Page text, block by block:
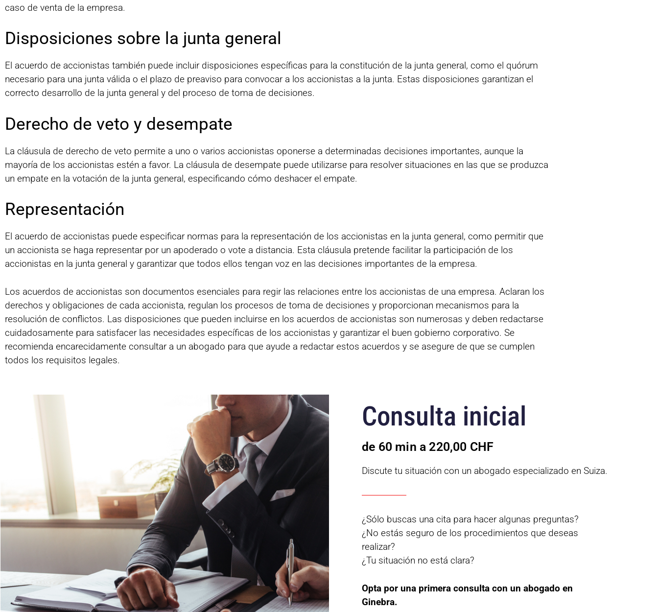
caso de venta de la empresa.
Disposiciones sobre la junta general
El acuerdo de accionistas también puede incluir disposiciones específicas para la constitución de la junta general, como el quórum
necesario para una junta válida o el plazo de preaviso para convocar a los accionistas a la junta. Estas disposiciones garantizan el
correcto desarrollo de la junta general y del proceso de toma de decisiones.
Derecho de veto y desempate
La cláusula de derecho de veto permite a uno o varios accionistas oponerse a determinadas decisiones importantes, aunque la
mayoría de los accionistas estén a favor. La cláusula de desempate puede utilizarse para resolver situaciones en las que se produzca
un empate en la votación de la junta general, especificando cómo deshacer el empate.
Representación
El acuerdo de accionistas puede especificar normas para la representación de los accionistas en la junta general, como permitir que
un accionista se haga representar por un apoderado o vote a distancia. Esta cláusula pretende facilitar la participación de los
accionistas en la junta general y garantizar que todos ellos tengan voz en las decisiones importantes de la empresa.
Los acuerdos de accionistas son documentos esenciales para regir las relaciones entre los accionistas de una empresa. Aclaran los
derechos y obligaciones de cada accionista, regulan los procesos de toma de decisiones y proporcionan mecanismos para la
resolución de conflictos. Las disposiciones que pueden incluirse en los acuerdos de accionistas son numerosas y deben redactarse
cuidadosamente para satisfacer las necesidades específicas de los accionistas y garantizar el buen gobierno corporativo. Se
recomienda encarecidamente consultar a un abogado para que ayude a redactar estos acuerdos y se asegure de que se cumplen
todos los requisitos legales.
Consulta inicial
de 60 min a 220,00 CHF
Discute tu situación con un abogado especializado en Suiza.
¿Sólo buscas una cita para hacer algunas preguntas?
¿No estás seguro de los procedimientos que deseas
realizar?
¿Tu situación no está clara?
Opta por una primera consulta con un abogado en
Ginebra.